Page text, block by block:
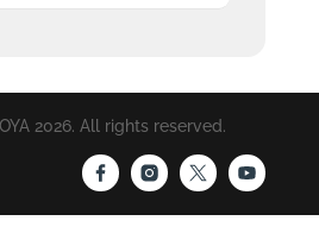
2026. All rights reserved.